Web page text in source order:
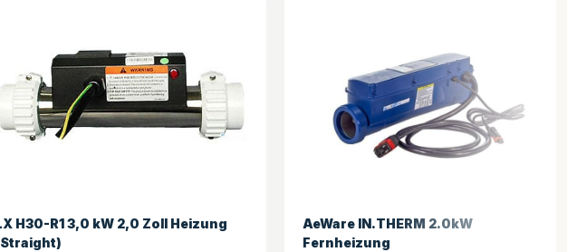
AeWare IN.THERM 2.0kW
Fernheizung
HydroQuip 2.5kW Challenger
Heizung